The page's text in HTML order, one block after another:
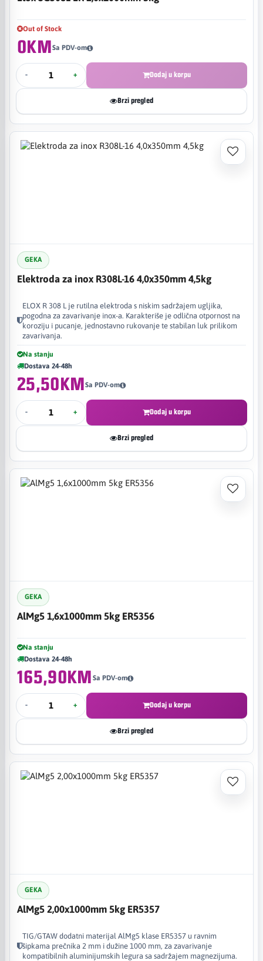
Out of Stock
0KMSa PDV-om
- + Dodaj u korpu
Brzi pregled
GEKA
Elektroda za inox R308L-16 4,0x350mm 4,5kg
ELOX R 308 L je rutilna elektroda s niskim sadržajem ugljika,
pogodna za zavarivanje inox-a. Karakteriše je odlična otpornost na
koroziju i pucanje, jednostavno rukovanje te stabilan luk prilikom
zavarivanja.
Na stanju
Dostava 24-48h
25,50KMSa PDV-om
- + Dodaj u korpu
Brzi pregled
GEKA
AlMg5 1,6x1000mm 5kg ER5356
Na stanju
Dostava 24-48h
165,90KM Sa PDV-om
- + Dodaj u korpu
Brzi pregled
GEKA
AlMg5 2,00x1000mm 5kg ER5357
TIG/GTAW dodatni materijal AlMg5 klase ER5357 u ravnim
šipkama prečnika 2 mm i dužine 1000 mm, za zavarivanje
kompatibilnih aluminijumskih legura sa sadržajem magnezijuma.